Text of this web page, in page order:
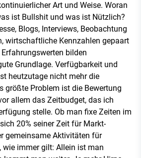
Art und Weise. Woran
ist Bullshit und was ist Nützlich?
Blogs, Interviews, Beobachtung
wirtschaftliche Kennzahlen gepaart
bilden
Grundlage. Verfügbarkeit und
heutzutage nicht mehr die
größte Problem ist die Bewertung
allem das Zeitbudget, das ich
stelle. Ob man fixe Zeiten im
20% seiner Zeit für Markt-
gemeinsame Aktivitäten für
wie immer gilt: Allein ist man